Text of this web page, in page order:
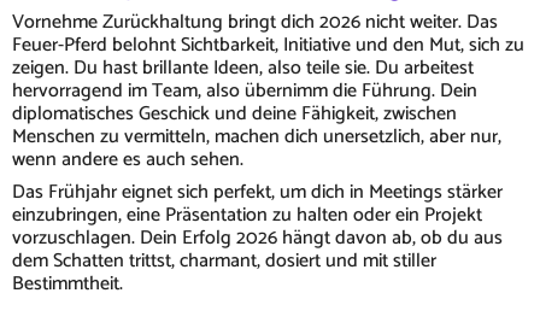
Vornehme Zurückhaltung bringt dich 2026 nicht weiter. Das
Feuer-Pferd belohnt Sichtbarkeit, Initiative und den Mut, sich zu
zeigen. Du hast brillante Ideen, also teile sie. Du arbeitest
hervorragend im Team, also übernimm die Führung. Dein
diplomatisches Geschick und deine Fähigkeit, zwischen
Menschen zu vermitteln, machen dich unersetzlich, aber nur,
wenn andere es auch sehen.
Das Frühjahr eignet sich perfekt, um dich in Meetings stärker
einzubringen, eine Präsentation zu halten oder ein Projekt
vorzuschlagen. Dein Erfolg 2026 hängt davon ab, ob du aus
dem Schatten trittst, charmant, dosiert und mit stiller
Bestimmtheit.